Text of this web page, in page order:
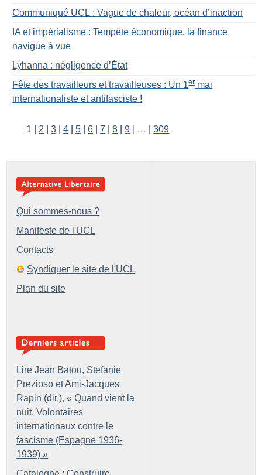
Communiqué UCL : Vague de chaleur, océan d’inaction
IA et impérialisme : Tempête économique, la finance
navigue à vue
Lyhanna : négligence d’État
Fête des travailleurs et travailleuses : Un 1ermai
internationaliste et antifasciste !
1 2 3 4 5 6 7 8 9 … 309
Qui sommes-nous ?
Manifeste de l'UCL
Contacts
Syndiquer le site de l'UCL
Plan du site
Lire Jean Batou, Stefanie
Prezioso et Ami-Jacques
Rapin (dir.), « Quand vient la
nuit. Volontaires
internationaux contre le
fascisme (Espagne 1936-
1939) »